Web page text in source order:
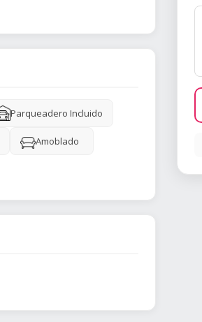
Parqueadero Incluido
Amoblado